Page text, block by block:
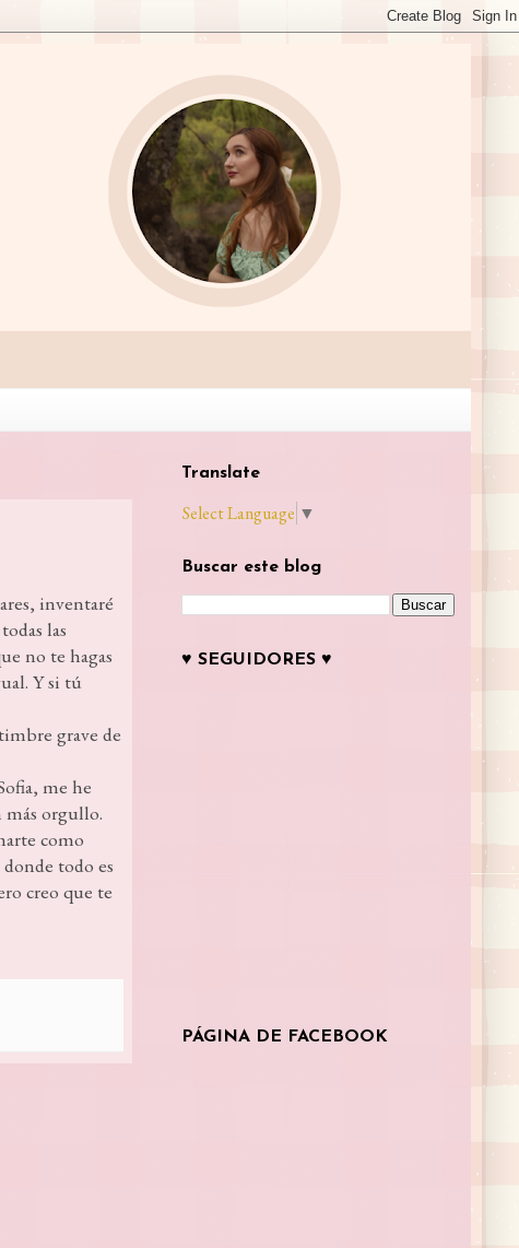
inventaré
las
no te hagas
Y si tú
grave de
me he
más orgullo.
como
todo es
creo que te
Translate
Select Language ▼
Buscar este blog
♥ SEGUIDORES ♥
PÁGINA DE FACEBOOK